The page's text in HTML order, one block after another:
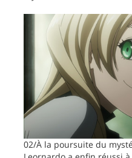
02/À la poursuite du